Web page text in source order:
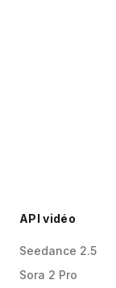
API vidéo
Seedance 2.5
Sora 2 Pro